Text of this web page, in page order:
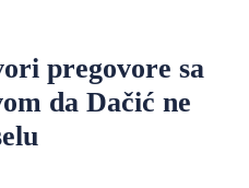
pregovore sa
da Dačić ne